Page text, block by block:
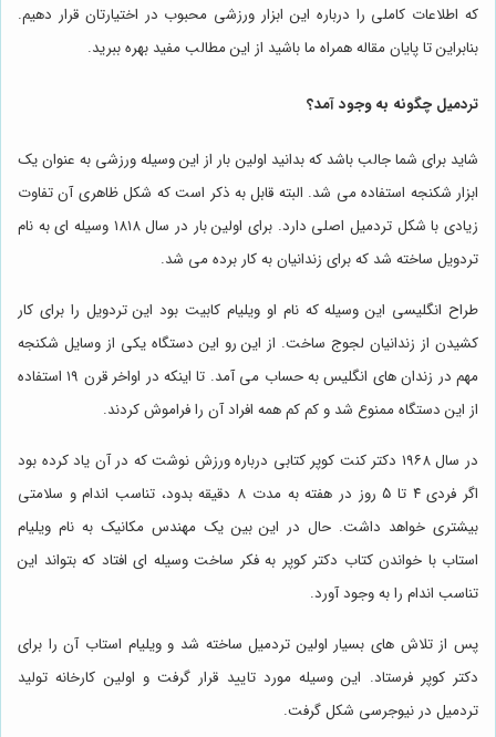
که اطلاعات کاملی را درباره این ابزار ورزشی محبوب در اختیارتان قرار دهیم.
بنابراین تا پایان مقاله همراه ما باشید از این مطالب مفید بهره ببرید.
تردمیل چگونه به وجود آمد؟
شاید برای شما جالب باشد که بدانید اولین بار از این وسیله ورزشی به عنوان یک
ابزار شکنجه استفاده می شد. البته قابل به ذکر است که شکل ظاهری آن تفاوت
زیادی با شکل تردمیل اصلی دارد. برای اولین بار در سال ۱۸۱۸ وسیله ای به نام
تردویل ساخته شد که برای زندانیان به کار برده می شد.
طراح انگلیسی این وسیله که نام او ویلیام کابیت بود این تردویل را برای کار
کشیدن از زندانیان لجوج ساخت. از این رو این دستگاه یکی از وسایل شکنجه
مهم در زندان های انگلیس به حساب می آمد. تا اینکه در اواخر قرن ۱۹ استفاده
از این دستگاه ممنوع شد و کم کم همه افراد آن را فراموش کردند.
در سال ۱۹۶۸ دکتر کنت کوپر کتابی درباره ورزش نوشت که در آن یاد کرده بود
اگر فردی ۴ تا ۵ روز در هفته به مدت ۸ دقیقه بدود، تناسب اندام و سلامتی
بیشتری خواهد داشت. حال در این بین یک مهندس مکانیک به نام ویلیام
استاب با خواندن کتاب دکتر کوپر به فکر ساخت وسیله ای افتاد که بتواند این
تناسب اندام را به وجود آورد.
پس از تلاش های بسیار اولین تردمیل ساخته شد و ویلیام استاب آن را برای
دکتر کوپر فرستاد. این وسیله مورد تایید قرار گرفت و اولین کارخانه تولید
تردمیل در نیوجرسی شکل گرفت.